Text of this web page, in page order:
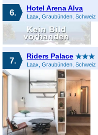
6. Hotel Arena Alva
Laax, Graubünden, Schweiz
7. Riders Palace
Laax, Graubünden, Schweiz